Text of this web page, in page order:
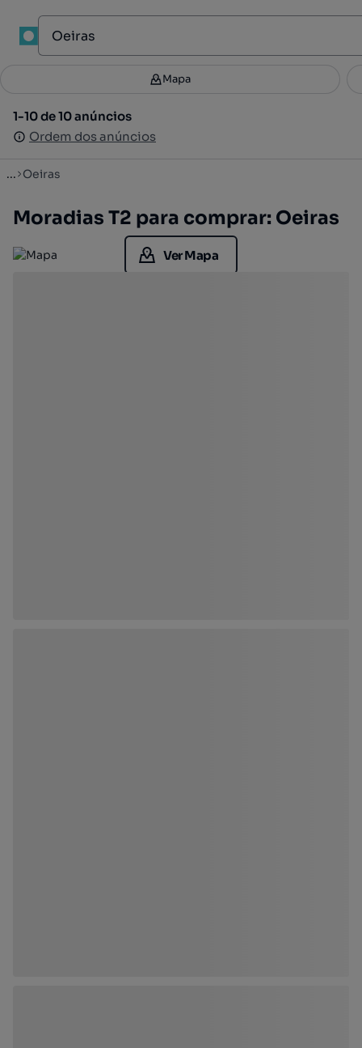
Filtros 3
1-10 de 10 anúncios
Ordem dos anúncios
Mapa
1-10 de 10 anúncios
Ordem dos anúncios
... Oeiras
Moradias T2 para comprar: Oeiras
Ver Mapa